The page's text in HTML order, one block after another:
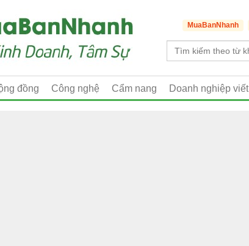
MuaBanNhanh
đồng Công nghệ Cẩm nang Doanh nghiệp viết